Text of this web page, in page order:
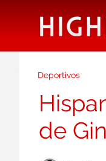
Deportivos
de